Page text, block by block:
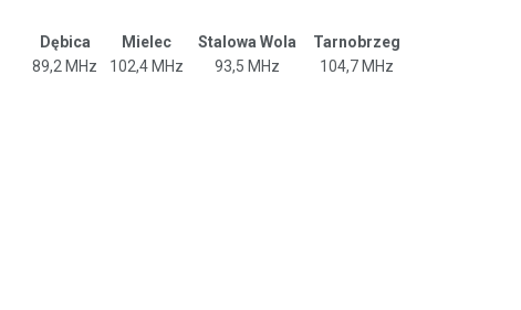
Dębica Mielec Stalowa Wola
Tarnobrzeg
89,2 MHz
102,4 MHz 93,5 MHz 104,7 MHz